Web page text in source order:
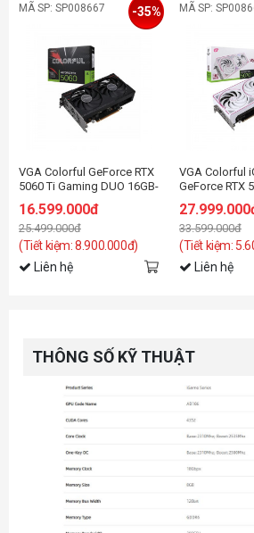
MÃ SP: SP008667
VGA Colorful GeForce RTX
5060 Ti Gaming DUO 16GB-
16.599.000đ
25.499.000đ
(Tiết kiệm: 8.900.000đ)
-35%
Liên hệ
MÃ SP:
VGA Colorful
GeForce RTX
33.599.000đ
(Tiết kiệm:
Liên hệ
THÔNG SỐ KỸ THUẬT